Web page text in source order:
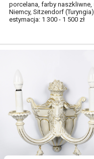
porcelana, farby naszkliwne,
Niemcy, Sitzendorf
estymacja: 1 300 - 1 500 zł